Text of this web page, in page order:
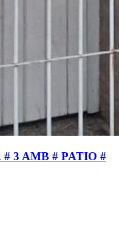
3 AMB # PATIO #